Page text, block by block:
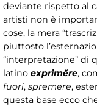
deviante rispetto al
artisti non è
cose, la mera
piuttosto
“interpretazione” di
latino exprimĕre,
fuori, spremere,
questa base ecco